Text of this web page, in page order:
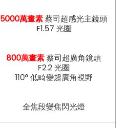
5000萬畫素蔡司超感光主鏡頭
F1.57 光圈
800萬畫素蔡司超廣角鏡頭
F2.2 光圈
110° 低畸變超廣角視野
全焦段變焦閃光燈